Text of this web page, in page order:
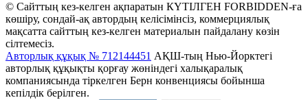
© Сайттың кез-келген ақпаратын КҮТІЛГЕН FORBIDDEN-ға
көшіру, сондай-ақ автордың келісімінсіз, коммерциялық
мақсатта сайттың кез-келген материалын пайдалану көзін
сілтемесіз.
Авторлық құқық № 712144451 АҚШ-тың Нью-Йорктегі
авторлық құқықты қорғау жөніндегі халықаралық
компаниясында тіркелген Берн конвенциясы бойынша
кепілдік берілген.